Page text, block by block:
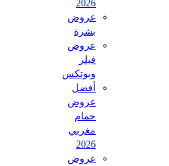
عروض
بشرة
عروض
وبوتكس
أفضل
عروض
حمام
مغربي
عروض